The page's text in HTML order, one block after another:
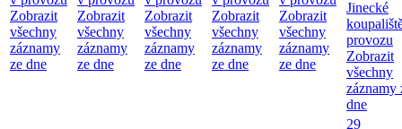
Zobrazit
všechny
záznamy
ze dne
Zobrazit
všechny
záznamy
ze dne
Zobrazit
všechny
záznamy
ze dne
Zobrazit
všechny
záznamy
ze dne
Zobrazit
všechny
záznamy
ze dne
Jinecké
provozu
Zobrazit
všechny
záznamy
dne
29